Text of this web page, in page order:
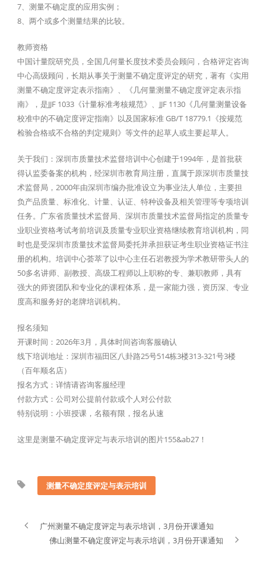
7、测量不确定度的应用实例；
8、两个或多个测量结果的比较。
教师资格
中国计量院研究员，全国几何量长度技术委员会顾问，合格评定咨询
中心高级顾问，长期从事关于测量不确定度评定的研究，著有《实用
测量不确定度评定表示指南》、《几何量测量不确定度评定表示指
南》，是JJF 1033《计量标准考核规范》、JJF 1130《几何量测量设备
校准中的不确定度评定指南》以及国家标准 GB/T 18779.1《按规范
检验合格或不合格的判定规则》等文件的起草人或主要起草人。
关于我们：深圳市质量技术监督培训中心创建于1994年，是首批获
得认监委备案的机构，经深圳市教育局注册，直属于原深圳市质量技
术监督局，2000年由深圳市编办批准设立为事业法人单位，主要担
负产品质量、标准化、计量、认证、特种设备及相关管理等专项培训
任务。广东省质量技术监督局、深圳市质量技术监督局指定的质量专
业职业资格考试考前培训及质量专业职业资格继续教育培训机构，同
时也是受深圳市质量技术监督局委托并承担获证考生职业资格证书注
册的机构。培训中心荟萃了以中心主任石岩教授为学术教研带头人的
50多名讲师、副教授、高级工程师以上职称的专、兼职教师，具有
强大的师资团队和专业化的课程体系，是一家能力强，资历深、专业
度高和服务好的老牌培训机构。
报名须知
开课时间：2026年3月，具体时间咨询客服确认
线下培训地址：深圳市福田区八卦路25号514栋3楼313-321号3楼
（百年顺名店）
报名方式：详情请咨询客服经理
付款方式：公司对公提前付款或个人对公付款
特别说明：小班授课，名额有限，报名从速
这里是测量不确定度评定与表示培训的图片155&ab27！
测量不确定度评定与表示培训
广州测量不确定度评定与表示培训，3月份开课通知
佛山测量不确定度评定与表示培训，3月份开课通知